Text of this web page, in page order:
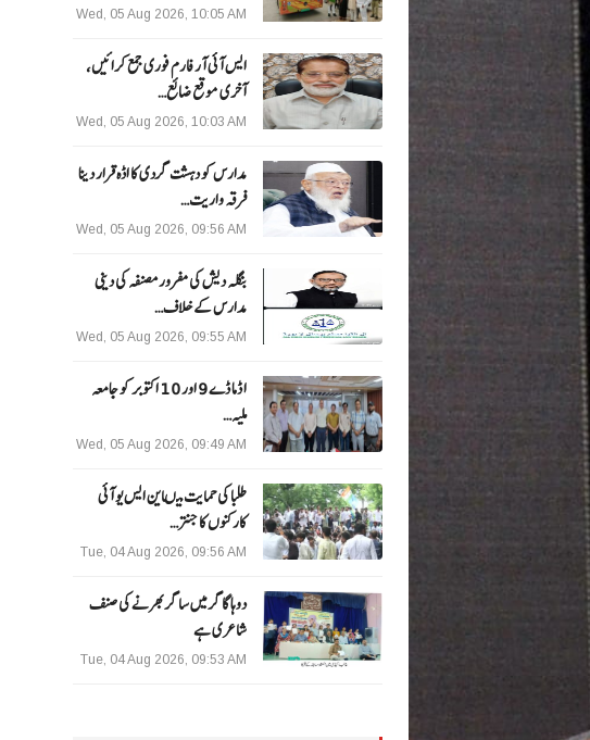
Wed, 05 Aug 2026, 10:05 AM
ایس آئی آر فارم فوری جمع کرائیں،
آخری موقع ضائع…
Wed, 05 Aug 2026, 10:03 AM
مدارس کو دہشت گردی کا اڈہ قرار دینا
فرقہ واریت…
Wed, 05 Aug 2026, 09:56 AM
بنگلہ دیش کی مفرور مصنفہ کی دینی
مدارس کے خلاف…
Wed, 05 Aug 2026, 09:55 AM
ا ڈما ڈے 9 اور 10 اکتوبر کو جامعہ
ملیہ…
Wed, 05 Aug 2026, 09:49 AM
طلبا کی حمایت میںاین ایس یو آئی
کارکنوں کا جنتر…
Tue, 04 Aug 2026, 09:56 AM
دوہا گاگر میں ساگر بھرنے کی صنف
شاعری ہے
Tue, 04 Aug 2026, 09:53 AM